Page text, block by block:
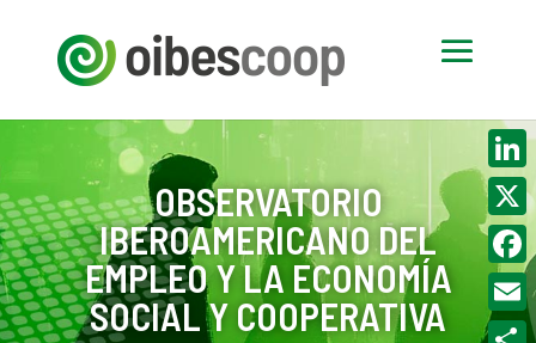
OBSERVATORIO
IBEROAMERICANO DEL
EMPLEO Y LA ECONOMÍA
SOCIAL Y COOPERATIVA
X
Email